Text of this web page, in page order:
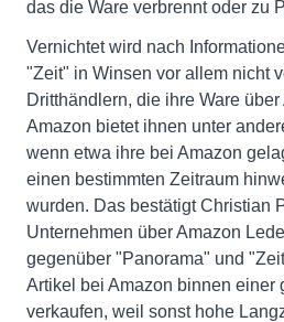
das die Ware verbrennt oder zu
Vernichtet wird nach
"Zeit" in Winsen vor allem nicht
Dritthändlern, die ihre Ware
Amazon bietet ihnen unter
wenn etwa ihre bei Amazon
einen bestimmten Zeitraum
wurden. Das bestätigt Christian
Unternehmen über Amazon
gegenüber "Panorama" und
Artikel bei Amazon binnen einer
verkaufen, weil sonst hohe